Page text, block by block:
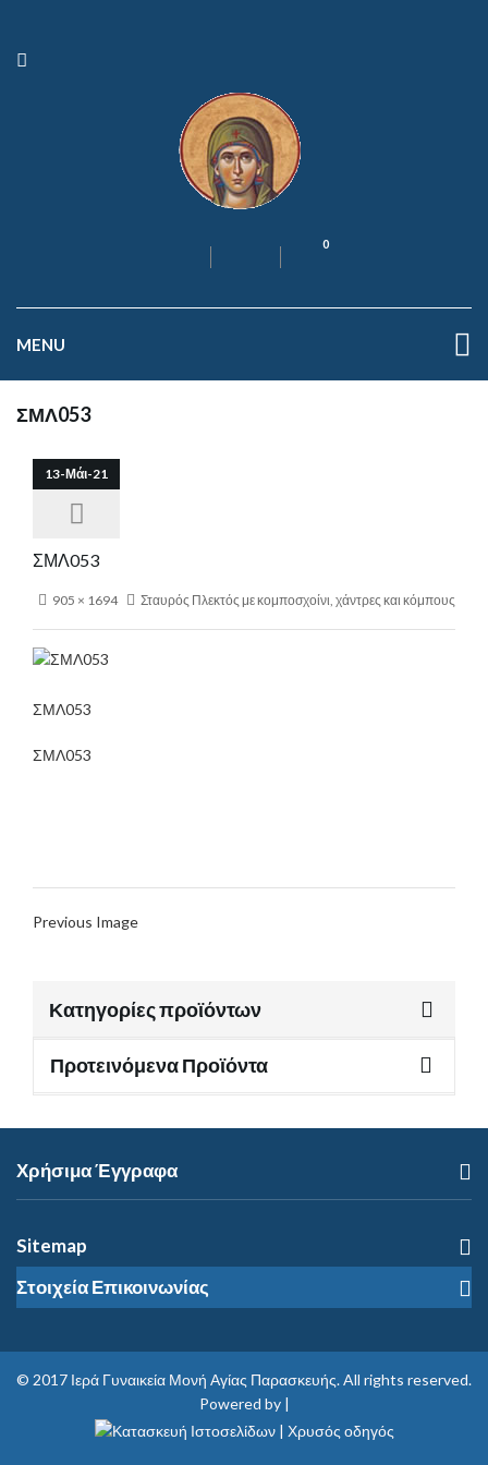
0
MENU
ΣΜΛ053
13-Μάι-21
ΣΜΛ053
905 × 1694 Σταυρός Πλεκτός με κομποσχοίνι, χάντρες και κόμπους
ΣΜΛ053
ΣΜΛ053
Previous Image
Κατηγορίες προϊόντων
Προτεινόμενα Προϊόντα
Χρήσιμα Έγγραφα
Sitemap
Στοιχεία Επικοινωνίας
© 2017 Ιερά Γυναικεία Μονή Αγίας Παρασκευής. All rights reserved.
Powered by |